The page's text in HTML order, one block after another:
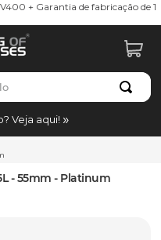
+ Garantia de fabricação de 1
Veja aqui!
- 55mm - Platinum